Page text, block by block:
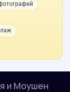
и Моушен